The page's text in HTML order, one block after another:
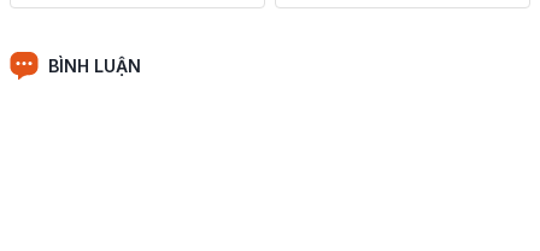
BÌNH LUẬN